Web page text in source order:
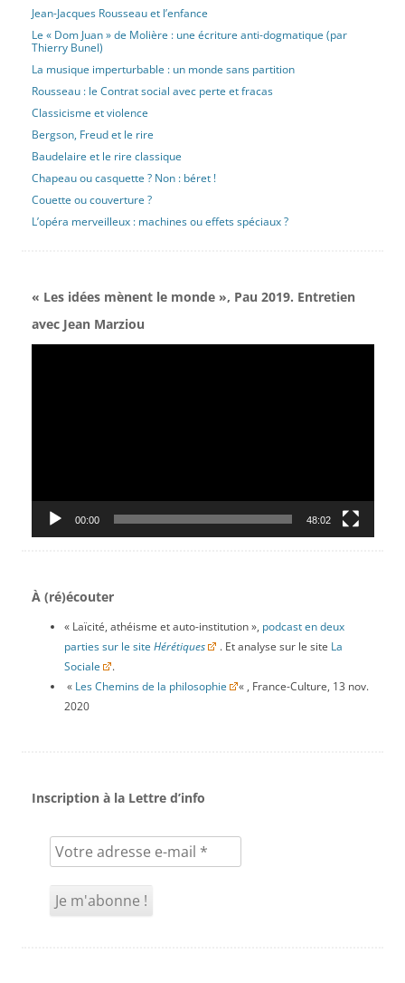
Jean-Jacques Rousseau et l’enfance
Le « Dom Juan » de Molière : une écriture anti-dogmatique (par
Thierry Bunel)
La musique imperturbable : un monde sans partition
Rousseau : le Contrat social avec perte et fracas
Classicisme et violence
Bergson, Freud et le rire
Baudelaire et le rire classique
Chapeau ou casquette ? Non : béret !
Couette ou couverture ?
L’opéra merveilleux : machines ou effets spéciaux ?
« Les idées mènent le monde », Pau 2019. Entretien
avec Jean Marziou
Lecteur
00:00 48:02
À (ré)écouter
« Laïcité, athéisme et auto-institution », podcast en deux
parties sur le site Hérétiques . Et analyse sur le site La
Sociale
.
« Les Chemins de la philosophie
« , France-Culture, 13 nov.
2020
Inscription à la Lettre d’info